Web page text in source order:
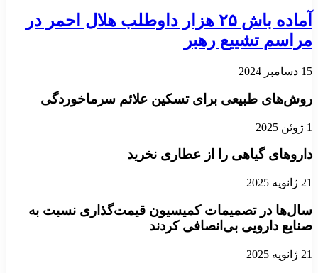
آماده باش ۲۵ هزار داوطلب هلال احمر در
مراسم تشییع رهبر
15 دسامبر 2024
روش‌های طبیعی برای تسکین علائم سرماخوردگی
1 ژوئن 2025
داروهای گیاهی را از عطاری نخرید
21 ژانویه 2025
سال‌ها در تصمیمات کمیسیون قیمت‌گذاری نسبت به
صنایع دارویی بی‌انصافی کردند
21 ژانویه 2025